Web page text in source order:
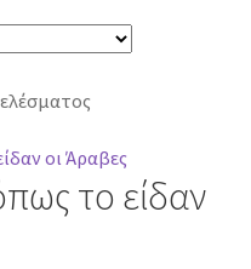
το είδαν